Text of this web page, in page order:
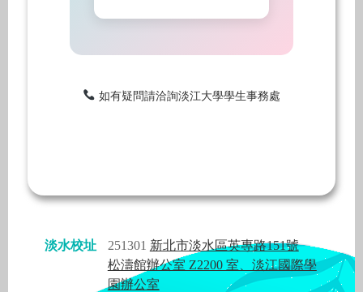
如有疑問請洽詢淡江大學學生事務處
淡水校址 251301 新北市淡水區英專路151號
松濤館辦公室 Z2200 室、淡江國際學
園辦公室